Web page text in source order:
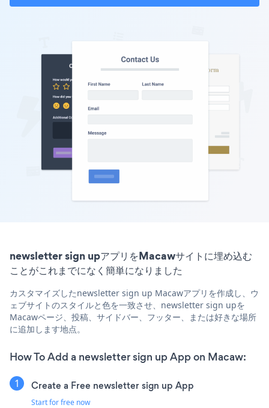
newsletter sign upアプリをMacawサイトに埋め込む
ことがこれまでになく簡単になりました
カスタマイズしたnewsletter sign up Macawアプリを作成し、ウ
ェブサイトのスタイルと色を一致させ、newsletter sign upを
Macawページ、投稿、サイドバー、フッター、または好きな場所
に追加します地点。
How To Add a newsletter sign up App on Macaw:
Create a Free newsletter sign up App
Start for free now